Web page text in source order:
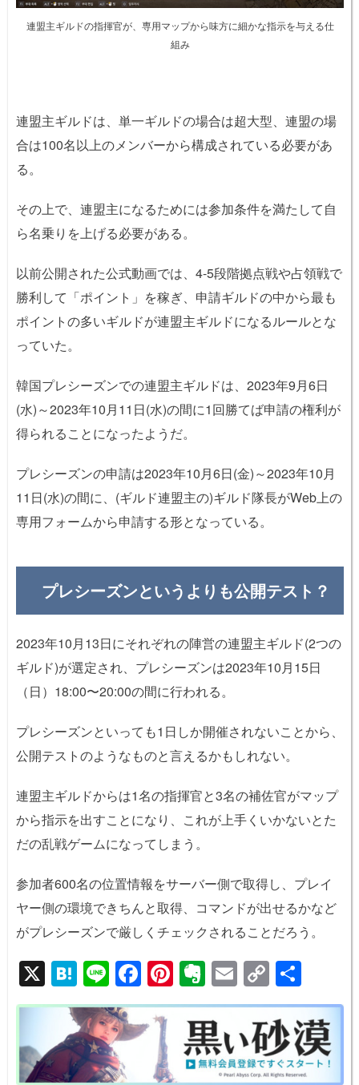
連盟主ギルドの指揮官が、専用マップから味方に細かな指示を与える仕
組み
連盟主ギルドは、単一ギルドの場合は超大型、連盟の場
合は100名以上のメンバーから構成されている必要があ
る。
その上で、連盟主になるためには参加条件を満たして自
ら名乗りを上げる必要がある。
以前公開された公式動画では、4-5段階拠点戦や占領戦で
勝利して「ポイント」を稼ぎ、申請ギルドの中から最も
ポイントの多いギルドが連盟主ギルドになるルールとな
っていた。
韓国プレシーズンでの連盟主ギルドは、2023年9月6日
(水)～2023年10月11日(水)の間に1回勝てば申請の権利が
得られることになったようだ。
プレシーズンの申請は2023年10月6日(金)～2023年10月
11日(水)の間に、(ギルド連盟主の)ギルド隊長がWeb上の
専用フォームから申請する形となっている。
プレシーズンというよりも公開テスト？
2023年10月13日にそれぞれの陣営の連盟主ギルド(2つの
ギルド)が選定され、プレシーズンは2023年10月15日
（日）18:00〜20:00の間に行われる。
プレシーズンといっても1日しか開催されないことから、
公開テストのようなものと言えるかもしれない。
連盟主ギルドからは1名の指揮官と3名の補佐官がマップ
から指示を出すことになり、これが上手くいかないとた
だの乱戦ゲームになってしまう。
参加者600名の位置情報をサーバー側で取得し、プレイ
ヤー側の環境できちんと取得、コマンドが出せるかなど
がプレシーズンで厳しくチェックされることだろう。
X H
at
e
n
a
Li
n
e
F
a
c
b
Pi
nt
er
e
st
E
v
er
n
ot
E
m
ail
C
o
p
y
Li
有